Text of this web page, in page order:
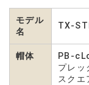
モデル
名
TX-
帽体
PB-
プレッ
スクエ